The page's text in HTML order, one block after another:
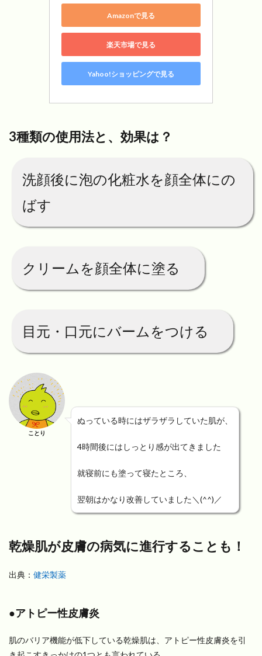
Amazonで見る
楽天市場で見る
Yahoo!ショッピングで見る
3種類の使用法と、効果は？
洗顔後に泡の化粧水を顔全体にの
ばす
クリームを顔全体に塗る
目元・口元にバームをつける
ことり
ぬっている時にはザラザラしていた肌が、
4時間後にはしっとり感が出てきました
就寝前にも塗って寝たところ、
翌朝はかなり改善していました＼(^^)／
乾燥肌が皮膚の病気に進行することも！
出典： 健栄製薬
●アトピー性皮膚炎
肌のバリア機能が低下している乾燥肌は、アトピー性皮膚炎を引